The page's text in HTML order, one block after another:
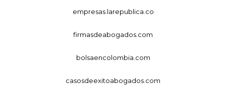
empresas.larepublica.co
firmasdeabogados.com
bolsaencolombia.com
casosdeexitoabogados.com